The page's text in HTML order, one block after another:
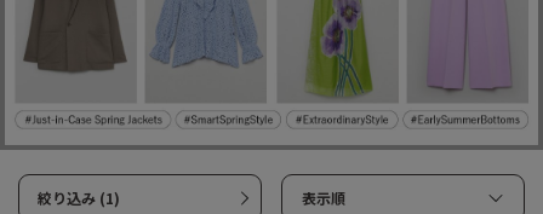
絞り込み (1) 表示順